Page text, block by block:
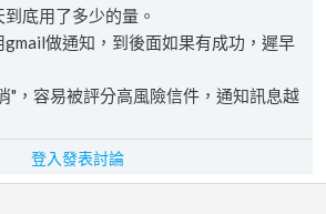
底用了多少的量。
做通知，到後面如果有成功，遲早
"，容易被評分高風險信件，通知訊息越
登入發表討論